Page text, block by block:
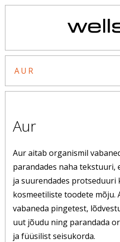
AUR
Aur
Aur aitab organismil
parandades naha
ja suurendades protseduuri
kosmeetiliste toodete mõju.
vabaneda pingetest,
uut jõudu ning parandada
ja füüsilist seisukorda.